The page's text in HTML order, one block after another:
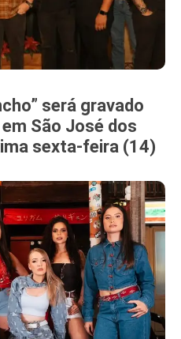
será gravado
São José dos
sexta-feira (14)